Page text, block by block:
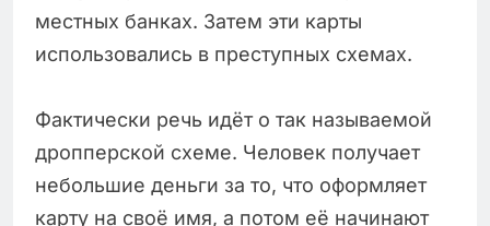
местных банках. Затем эти карты
использовались в преступных схемах.
Фактически речь идёт о так называемой
дропперской схеме. Человек получает
небольшие деньги за то, что оформляет
карту на своё имя, а потом её начинают